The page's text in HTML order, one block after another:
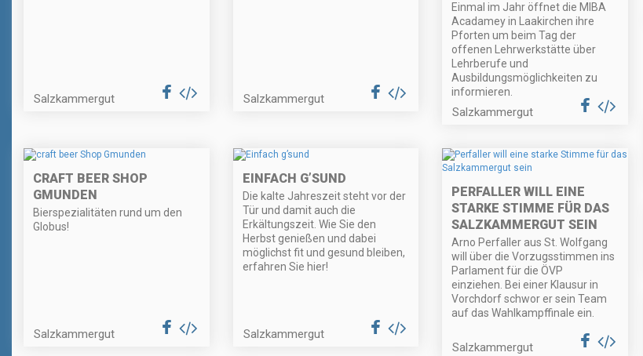
Salzkammergut Salzkammergut
Einmal im Jahr öffnet die MIBA
Acadamey in Laakirchen ihre
Pforten um beim Tag der
offenen Lehrwerkstätte über
Lehrberufe und
Ausbildungsmöglichkeiten zu
informieren.
Salzkammergut
CRAFT BEER SHOP
GMUNDEN
Bierspezialitäten rund um den
Globus!
Salzkammergut
EINFACH G’SUND
Die kalte Jahreszeit steht vor der
Tür und damit auch die
Erkältungszeit. Wie Sie den
Herbst genießen und dabei
möglichst fit und gesund bleiben,
erfahren Sie hier!
Salzkammergut
PERFALLER WILL EINE
STARKE STIMME FÜR DAS
SALZKAMMERGUT SEIN
Arno Perfaller aus St. Wolfgang
will über die Vorzugsstimmen ins
Parlament für die ÖVP
einziehen. Bei einer Klausur in
Vorchdorf schwor er sein Team
auf das Wahlkampffinale ein.
Salzkammergut